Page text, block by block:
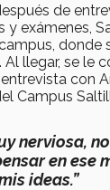
de
y exámenes,
donde
llegar, se le
con
Campus
nerviosa,
en ese
ideas.”